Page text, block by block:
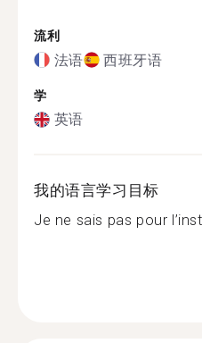
流利
法语 西班牙语
学
英语
我的语言学习目标
Je ne sais pas pour